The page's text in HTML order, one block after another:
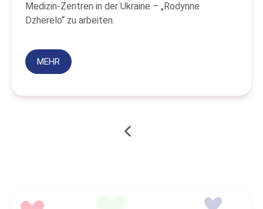
Medizin-Zentren in der Ukraine – „Rodynne
Dzherelo“ zu arbeiten.
MEHR